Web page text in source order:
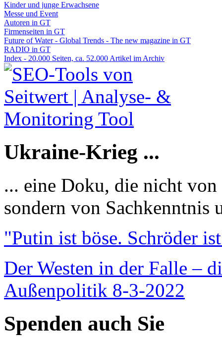
Kinder und junge Erwachsene
Messe und Event
Autoren in GT
Firmenseiten in GT
Future of Water - Global Trends - The new magazine in GT
RADIO in GT
Index - 20.000 Seiten, ca. 52.000 Artikel im Archiv
Ukraine-Krieg ...
... eine Doku, die nicht
sondern von Sachkenntnis
"Putin ist böse. Schröder
Der Westen in der Falle –
Außenpolitik 8-3-2022
Spenden auch Sie